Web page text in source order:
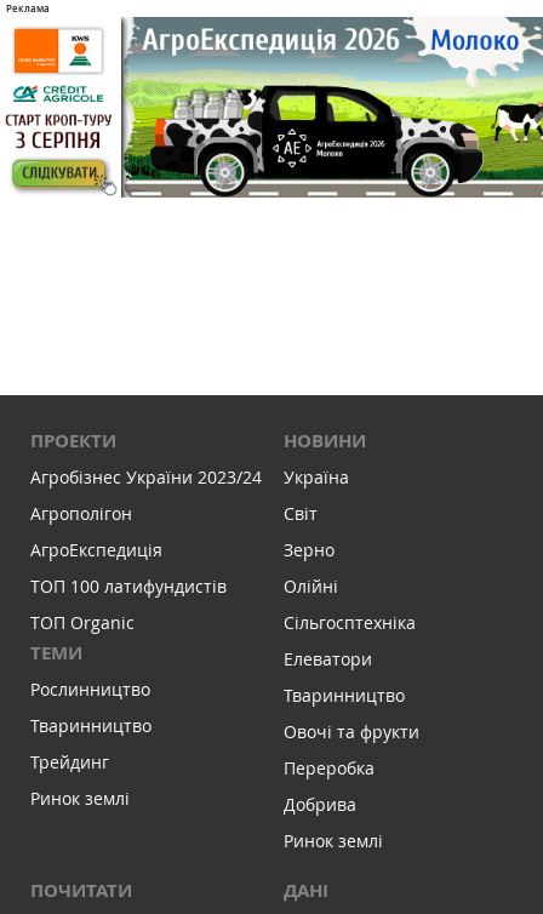
ПРОЕКТИ
Агробізнес України 2023/24
Агрополігон
АгроЕкспедиція
ТОП 100 латифундистів
ТОП Organic
ТЕМИ
Рослинництво
Тваринництво
Трейдинг
Ринок землі
НОВИНИ
Україна
Світ
Зерно
Олійні
Сільгосптехніка
Елеватори
Тваринництво
Овочі та фрукти
Переробка
Добрива
Ринок землі
ПОЧИТАТИ ДАНІ